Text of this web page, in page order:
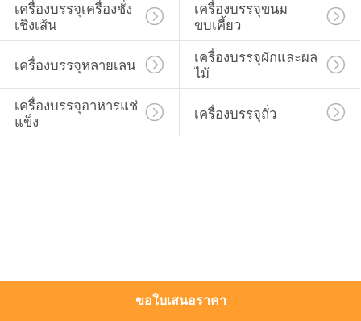
การ
ควบคุม
คุณภาพ
ข่าว
เครื่องบรรจุเครื่องชั่ง
เชิงเส้น
เครื่องบรรจุขนม
ขบเคี้ยว
เครื่องบรรจุหลายเลน
เครื่องบรรจุผักและผล
ไม้
เครื่องบรรจุอาหารแช่
แข็ง
เครื่องบรรจุถั่ว
ขอใบเสนอราคา